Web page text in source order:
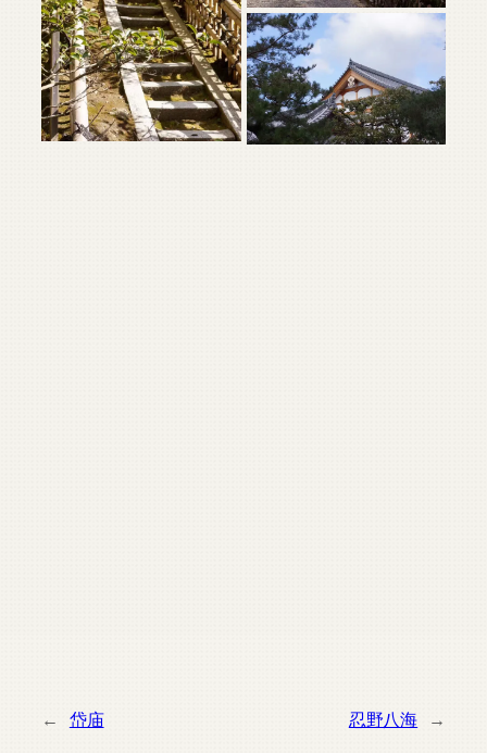
← 岱庙 忍野八海 →